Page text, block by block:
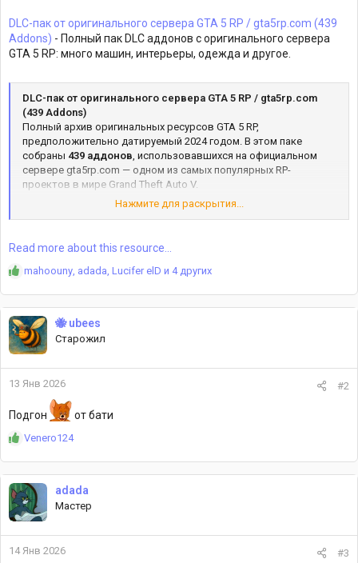
DLC-пак от оригинального сервера GTA 5 RP / gta5rp.com (439
Addons) - Полный пак DLC аддонов с оригинального сервера
GTA 5 RP: много машин, интерьеры, одежда и другое.
DLC-пак от оригинального сервера GTA 5 RP / gta5rp.com
(439 Addons)
Полный архив оригинальных ресурсов GTA 5 RP,
предположительно датируемый 2024 годом. В этом паке
собраны 439 аддонов , использовавшихся на официальном
сервере gta5rp.com — одном из самых популярных RP-
проектов в мире Grand Theft Auto V.
Посмотреть вложение 23745
Внутри архива вы найдёте:
Уникальные автомобили— кастомные модели
транспорта, включая спорткары...
Нажмите для раскрытия...
Read more about this resource...
Р
а
ц
и
и
:
mahoouny adada Lucifer elD и 4 других
🐝 ubees
Старожил
13 Янв 2026 #2
Подгон от бати
Р
а
ц
и
и
:
Venero124
adada
Мастер
14 Янв 2026 #3